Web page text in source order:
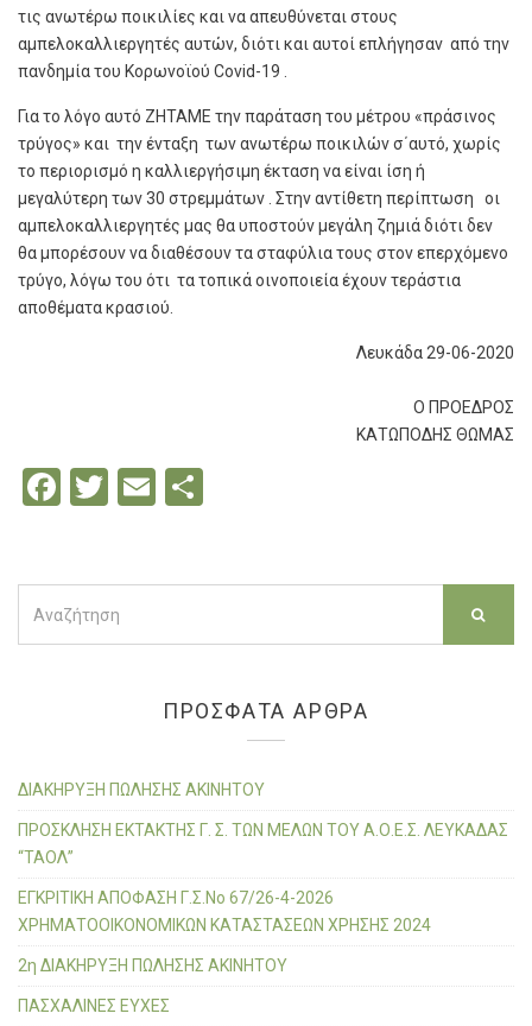
τις ανωτέρω ποικιλίες και να απευθύνεται στους
αμπελοκαλλιεργητές αυτών, διότι και αυτοί επλήγησαν από την
πανδημία του Κορωνοϊού Covid-19 .
Για το λόγο αυτό ΖΗΤΑΜΕ την παράταση του μέτρου «πράσινος
τρύγος» και την ένταξη των ανωτέρω ποικιλών σ΄αυτό, χωρίς
το περιορισμό η καλλιεργήσιμη έκταση να είναι ίση ή
μεγαλύτερη των 30 στρεμμάτων . Στην αντίθετη περίπτωση οι
αμπελοκαλλιεργητές μας θα υποστούν μεγάλη ζημιά διότι δεν
θα μπορέσουν να διαθέσουν τα σταφύλια τους στον επερχόμενο
τρύγο, λόγω του ότι τα τοπικά οινοποιεία έχουν τεράστια
αποθέματα κρασιού.
Λευκάδα 29-06-2020
Ο ΠΡΟΕΔΡΟΣ
ΚΑΤΩΠΟΔΗΣ ΘΩΜΑΣ
F
b
o
T
er
E
α
σ
εί
ε
a
o
r
:
ΠΡΌΣΦΑΤΑ ΆΡΘΡΑ
ΔΙΑΚΗΡΥΞΗ ΠΩΛΗΣΗΣ ΑΚΙΝΗΤΟΥ
ΠΡΟΣΚΛΗΣΗ ΕΚΤΑΚΤΗΣ Γ. Σ. ΤΩΝ ΜΕΛΩΝ ΤΟΥ Α.Ο.Ε.Σ. ΛΕΥΚΑΔΑΣ
“ΤΑΟΛ”
ΕΓΚΡΙΤΙΚΗ ΑΠΟΦΑΣΗ Γ.Σ.Νο 67/26-4-2026
ΧΡΗΜΑΤΟΟΙΚΟΝΟΜΙΚΩΝ ΚΑΤΑΣΤΑΣΕΩΝ ΧΡΗΣΗΣ 2024
2η ΔΙΑΚΗΡΥΞΗ ΠΩΛΗΣΗΣ ΑΚΙΝΗΤΟΥ
ΠΑΣΧΑΛΙΝΕΣ ΕΥΧΕΣ